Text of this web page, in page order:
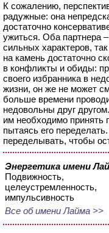
К сожалению,
радужные: она
достаточно
ужиться. Оба партнера
сильных характеров,
на камень достаточно
в конфликты и обиды:
своего избранника в
жизни, он же не может
больше времени
недовольны друг
им необходимо принять
пытаясь его
переделывать, чтобы
Энергетика имени
Подвижность,
целеустремленность,
импульсивность
Все об имени Лайма >>